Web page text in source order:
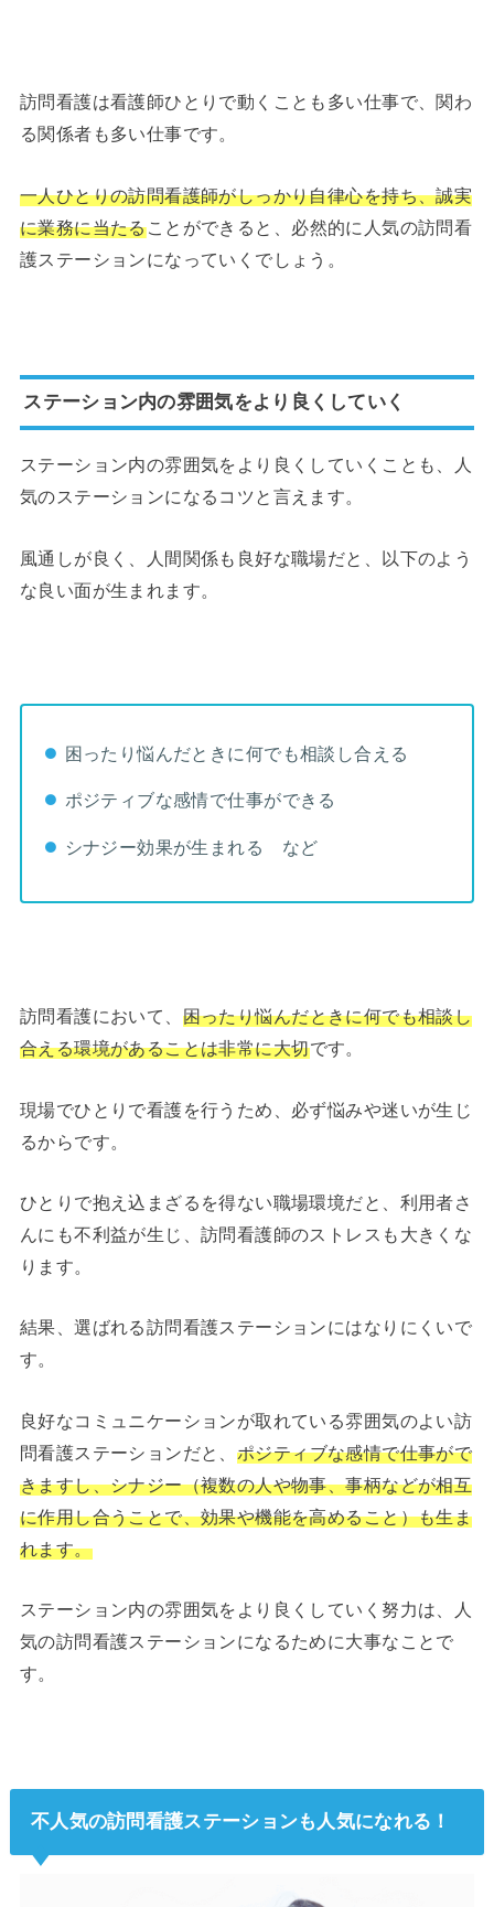
訪問看護は看護師ひとりで動くことも多い仕事で、関わ
る関係者も多い仕事です。
一人ひとりの訪問看護師がしっかり自律心を持ち、誠実
に業務に当たることができると、必然的に人気の訪問看
護ステーションになっていくでしょう。
ステーション内の雰囲気をより良くしていく
ステーション内の雰囲気をより良くしていくことも、人
気のステーションになるコツと言えます。
風通しが良く、人間関係も良好な職場だと、以下のよう
な良い面が生まれます。
困ったり悩んだときに何でも相談し合える
ポジティブな感情で仕事ができる
シナジー効果が生まれる など
訪問看護において、 困ったり悩んだときに何でも相談し
合える環境があることは非常に大切です。
現場でひとりで看護を行うため、必ず悩みや迷いが生じ
るからです。
ひとりで抱え込まざるを得ない職場環境だと、利用者さ
んにも不利益が生じ、訪問看護師のストレスも大きくな
ります。
結果、選ばれる訪問看護ステーションにはなりにくいで
す。
良好なコミュニケーションが取れている雰囲気のよい訪
問看護ステーションだと、 ポジティブな感情で仕事がで
きますし、シナジー（複数の人や物事、事柄などが相互
に作用し合うことで、効果や機能を高めること）も生ま
れます。
ステーション内の雰囲気をより良くしていく努力は、人
気の訪問看護ステーションになるために大事なことで
す。
不人気の訪問看護ステーションも人気になれる！